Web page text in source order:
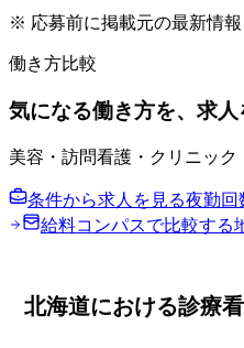
※ 応募前に掲載元の最新情
働き方比較
気になる働き方を、求人
美容・訪問看護・クリニッ
条件から求人を見る夜勤回
給料コンパスで比較する
北海道における診療